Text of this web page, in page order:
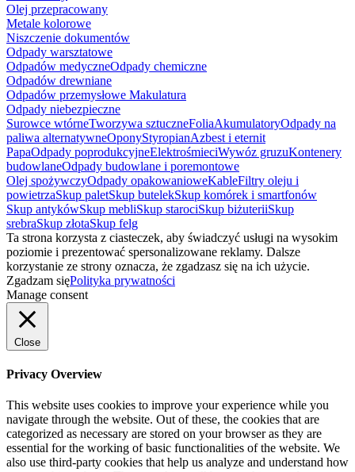
Olej przepracowany
Metale kolorowe
Niszczenie dokumentów
Odpady warsztatowe
Odpadów medyczneOdpady chemiczne
Odpadów drewniane
Odpadów przemysłowe Makulatura
Odpady niebezpieczne
Surowce wtórneTworzywa sztuczneFoliaAkumulatoryOdpady na
paliwa alternatywneOponyStyropianAzbest i eternit
PapaOdpady poprodukcyjneElektrośmieciWywóz gruzuKontenery
budowlaneOdpady budowlane i poremontowe
Olej spożywczyOdpady opakowanioweKableFiltry oleju i
powietrzaSkup paletSkup butelekSkup komórek i smartfonów
Skup antykówSkup mebliSkup starociSkup biżuteriiSkup
srebraSkup złotaSkup felg
Ta strona korzysta z ciasteczek, aby świadczyć usługi na wysokim
poziomie i prezentować spersonalizowane reklamy. Dalsze
korzystanie ze strony oznacza, że zgadzasz się na ich użycie.
Zgadzam sięPolityka prywatności
Manage consent
Close
Privacy Overview
This website uses cookies to improve your experience while you
navigate through the website. Out of these, the cookies that are
categorized as necessary are stored on your browser as they are
essential for the working of basic functionalities of the website. We
also use third-party cookies that help us analyze and understand how